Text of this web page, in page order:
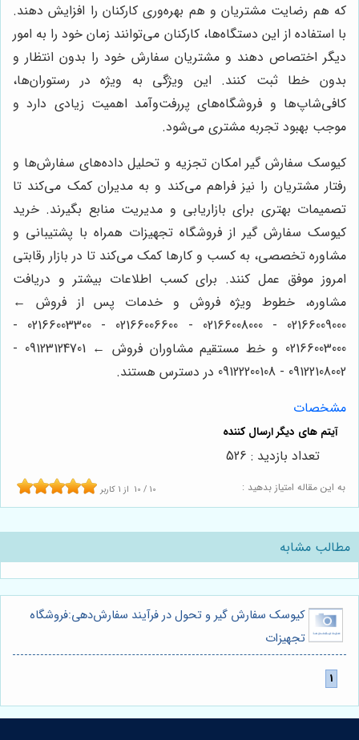
که هم رضایت مشتریان و هم بهره‌وری کارکنان را افزایش دهند.
با استفاده از این دستگاه‌ها، کارکنان می‌توانند زمان خود را به امور
دیگر اختصاص دهند و مشتریان سفارش خود را بدون انتظار و
بدون خطا ثبت کنند. این ویژگی به ویژه در رستوران‌ها،
کافی‌شاپ‌ها و فروشگاه‌های پررفت‌وآمد اهمیت زیادی دارد و
موجب بهبود تجربه مشتری می‌شود.
کیوسک سفارش گیر امکان تجزیه و تحلیل داده‌های سفارش‌ها و
رفتار مشتریان را نیز فراهم می‌کند و به مدیران کمک می‌کند تا
تصمیمات بهتری برای بازاریابی و مدیریت منابع بگیرند. خرید
کیوسک سفارش گیر از فروشگاه تجهیزات همراه با پشتیبانی و
مشاوره تخصصی، به کسب و کارها کمک می‌کند تا در بازار رقابتی
امروز موفق عمل کنند. برای کسب اطلاعات بیشتر و دریافت
مشاوره، خطوط ویژه فروش و خدمات پس از فروش ←
02166009000 - 02166008000 - 02166006600 - 02166003300 -
02166003000 و خط مستقیم مشاوران فروش ← 09123124701 -
09122108002 - 09122200108 در دسترس هستند.
مشخصات
به این مقاله امتیاز بدهید : 10 / 10 از 1 کاربر
تعداد بازدید : 526
مطالب مشابه
کیوسک سفارش گیر و تحول در فرآیند سفارش‌دهی:فروشگاه
تجهیزات